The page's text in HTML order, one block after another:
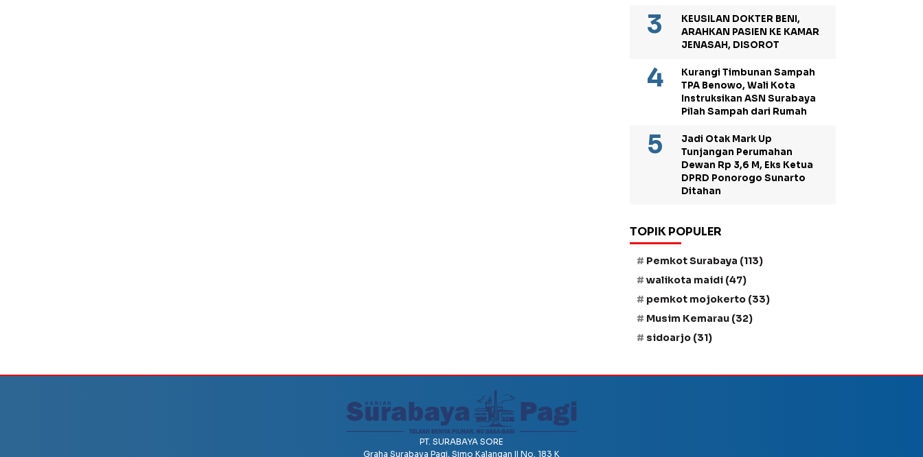
KEUSILAN DOKTER BENI,
ARAHKAN PASIEN KE KAMAR
JENASAH, DISOROT
Kurangi Timbunan Sampah
TPA Benowo, Wali Kota
Instruksikan ASN Surabaya
Pilah Sampah dari Rumah
Jadi Otak Mark Up
Tunjangan Perumahan
Dewan Rp 3,6 M, Eks Ketua
DPRD Ponorogo Sunarto
Ditahan
TOPIK POPULER
Pemkot Surabaya (113)
walikota maidi (47)
pemkot mojokerto (33)
Musim Kemarau (32)
sidoarjo (31)
PT. SURABAYA SORE
Graha Surabaya Pagi, Simo Kalangan II No. 183 K